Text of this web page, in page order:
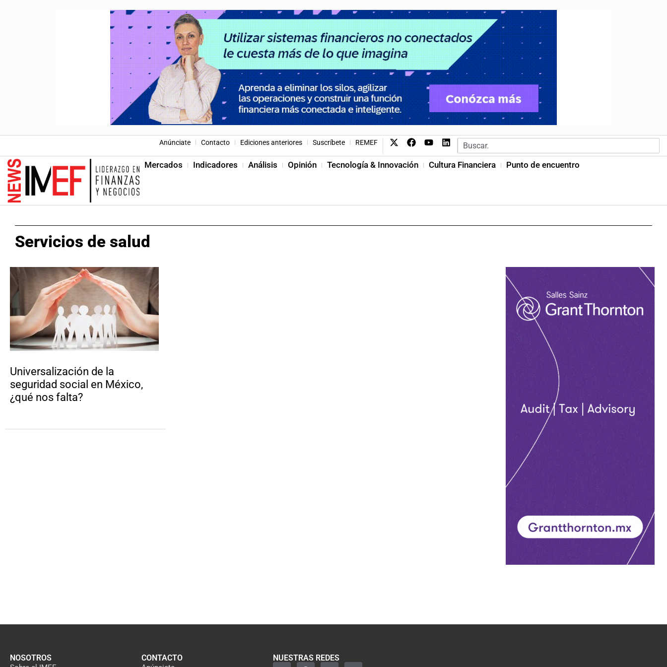
Anúnciate Contacto Ediciones anteriores Suscríbete REMEF
Mercados Indicadores Análisis Opinión Tecnología & Innovación Cultura Financiera Punto de encuentro
Servicios de salud
Universalización de la
seguridad social en México,
¿qué nos falta?
NOSOTROS CONTACTO NUESTRAS REDES